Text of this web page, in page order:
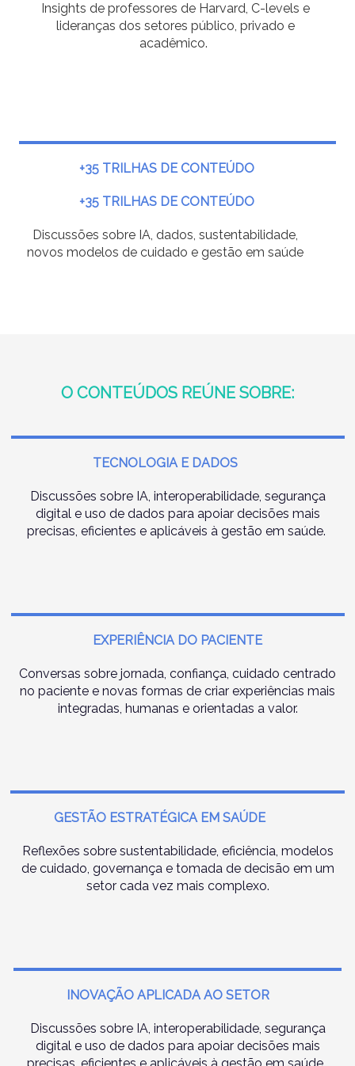
Insights de professores de Harvard, C-levels e
lideranças dos setores público, privado e
acadêmico.
+35 TRILHAS DE CONTEÚDO
+35 TRILHAS DE CONTEÚDO
Discussões sobre IA, dados, sustentabilidade,
novos modelos de cuidado e gestão em saúde
O CONTEÚDOS REÚNE SOBRE:
TECNOLOGIA E DADOS
Discussões sobre IA, interoperabilidade, segurança
digital e uso de dados para apoiar decisões mais
precisas, eficientes e aplicáveis à gestão em saúde.
EXPERIÊNCIA DO PACIENTE
Conversas sobre jornada, confiança, cuidado centrado
no paciente e novas formas de criar experiências mais
integradas, humanas e orientadas a valor.
GESTÃO ESTRATÉGICA EM SAÚDE
Reflexões sobre sustentabilidade, eficiência, modelos
de cuidado, governança e tomada de decisão em um
setor cada vez mais complexo.
INOVAÇÃO APLICADA AO SETOR
Discussões sobre IA, interoperabilidade, segurança
digital e uso de dados para apoiar decisões mais